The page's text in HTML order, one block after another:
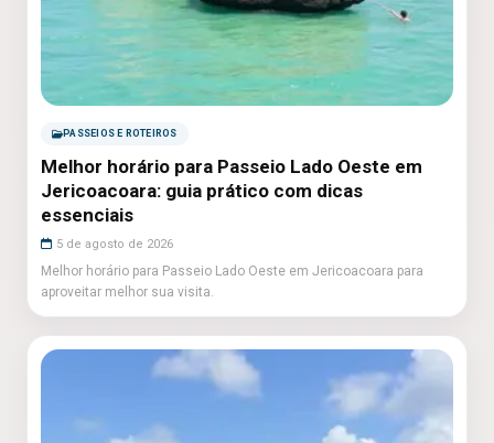
PASSEIOS E ROTEIROS
Melhor horário para Passeio Lado Oeste em
Jericoacoara: guia prático com dicas
essenciais
5 de agosto de 2026
Melhor horário para Passeio Lado Oeste em Jericoacoara para
aproveitar melhor sua visita.